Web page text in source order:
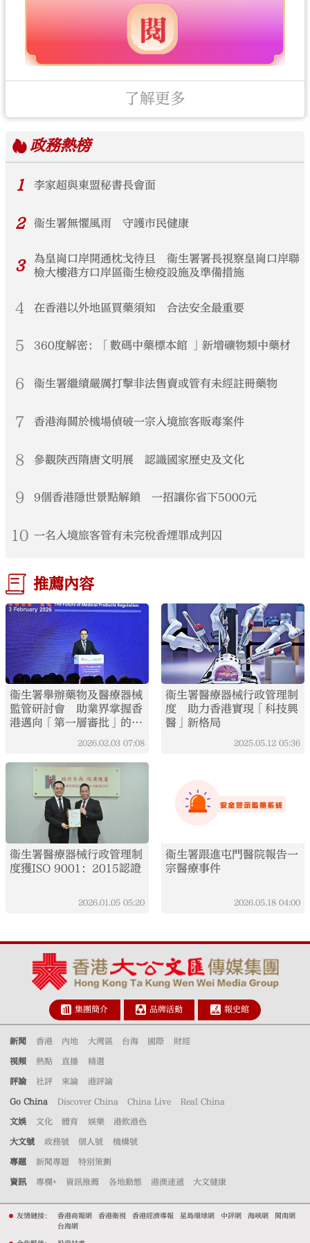
了解更多
政務熱榜
1 李家超與東盟秘書長會面
2 衞生署無懼風雨 守護市民健康
3
為皇崗口岸開通枕戈待旦 衞生署署長視察皇崗口岸聯
檢大樓港方口岸區衞生檢疫設施及準備措施
4 在香港以外地區買藥須知 合法安全最重要
5 360度解密：「數碼中藥標本館 」新增礦物類中藥材
6 衞生署繼續嚴厲打擊非法售賣或管有未經註冊藥物
7 香港海關於機場偵破一宗入境旅客販毒案件
8 參觀陝西隋唐文明展 認識國家歷史及文化
9 9個香港隱世景點解鎖 一招讓你省下5000元
10 一名入境旅客管有未完稅香煙罪成判囚
推薦內容
衞生署舉辦藥物及醫療器械
監管研討會 助業界掌握香
港邁向「第一層審批」的時
2026.02.03 07:08
衞生署醫療器械行政管理制
度 助力香港實現「科技興
醫」新格局
2025.05.12 05:36
衞生署醫療器械行政管理制
度獲ISO 9001：2015認證
2026.01.05 05:20
衞生署跟進屯門醫院報告一
宗醫療事件
2026.05.18 04:00
集團簡介 品牌活動 報史館
新聞 香港 內地 大灣區 台海 國際 財經
視頻 熱點 直播 精選
評論 社評 來論 港評論
Go China Discover China China Live Real China
文娛 文化 體育 娛樂 港飲港色
大文號 政務號 個人號 機構號
專題 新聞專題 特別策劃
資訊 專欄+ 資訊推薦 各地動態 港澳速遞 大文健康
友情鏈接： 香港商報網 香港衛視 香港經濟導報 星島環球網 中評網 海峽網
閩南網
台海網